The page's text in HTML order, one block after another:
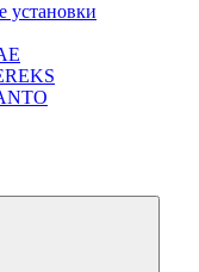
установки